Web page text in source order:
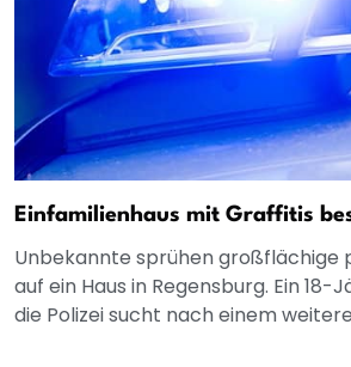
Einfamilienhaus mit Graffitis
Unbekannte sprühen großflächige
auf ein Haus in Regensburg. Ein 18-
die Polizei sucht nach einem